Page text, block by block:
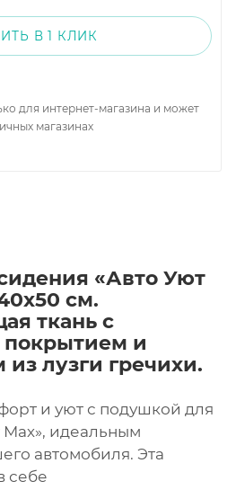
В 1 КЛИК
для интернет-магазина и может
магазинах
«Авто Уют
см.
ткань с
и
лузги гречихи.
и уют с подушкой для
Мах», идеальным
автомобиля. Эта
себе